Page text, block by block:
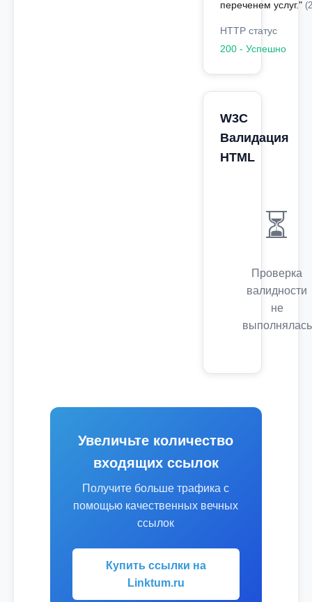
переченем услуг."
HTTP статус
200 - Успешно
W3C
Валидация
HTML
⏳
Проверка
валидности
не
выполнялась
Увеличьте количество
входящих ссылок
Получите больше трафика с
помощью качественных вечных
ссылок
Купить ссылки на
Linktum.ru